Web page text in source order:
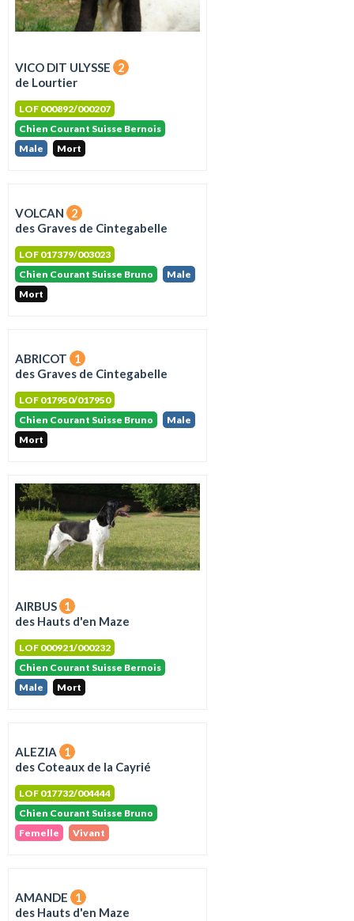
VICO DIT ULYSSE
2
de Lourtier
LOF 000892/000207
Chien Courant Suisse Bernois
Male
Mort
VOLCAN
2
des Graves de Cintegabelle
LOF 017379/003023
Chien Courant Suisse Bruno
Male
Mort
ABRICOT
1
des Graves de Cintegabelle
LOF 017950/017950
Chien Courant Suisse Bruno
Male
Mort
AIRBUS 1
des Hauts d'en Maze
LOF 000921/000232
Chien Courant Suisse Bernois
Male
Mort
ALEZIA
1
des Coteaux de la Cayrié
LOF 017732/004444
Chien Courant Suisse Bruno
Femelle
Vivant
AMANDE
1
des Hauts d'en Maze